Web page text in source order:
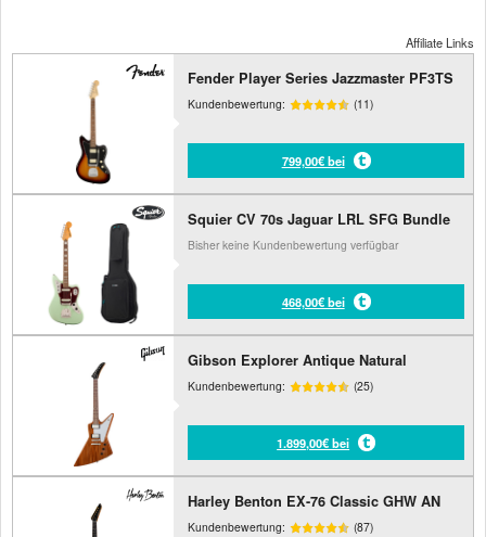
Affiliate Links
Fender Player Series Jazzmaster PF3TS
Kundenbewertung: (11)
799,00€ bei
Squier CV 70s Jaguar LRL SFG Bundle
Bisher keine Kundenbewertung verfügbar
468,00€ bei
Gibson Explorer Antique Natural
Kundenbewertung: (25)
1.899,00€ bei
Harley Benton EX-76 Classic GHW AN
Kundenbewertung: (87)